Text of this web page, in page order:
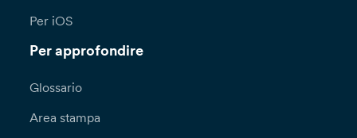
Per iOS
Per approfondire
Glossario
Area stampa